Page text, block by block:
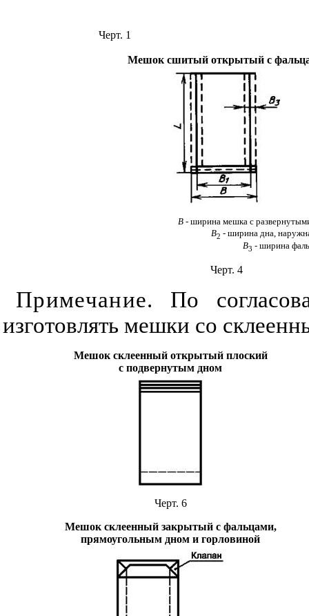
Черт. 1
Мешок сшитый открытый с
В- ширина мешка с
В2 - ширина дна,
В3 - ширина
Черт. 4
Примечание. По
изготовлять мешки со
Мешок склеенный открытый плоский
с подвернутым дном
Черт. 6
Мешок склеенный закрытый с фальцами,
прямоугольным дном и горловиной